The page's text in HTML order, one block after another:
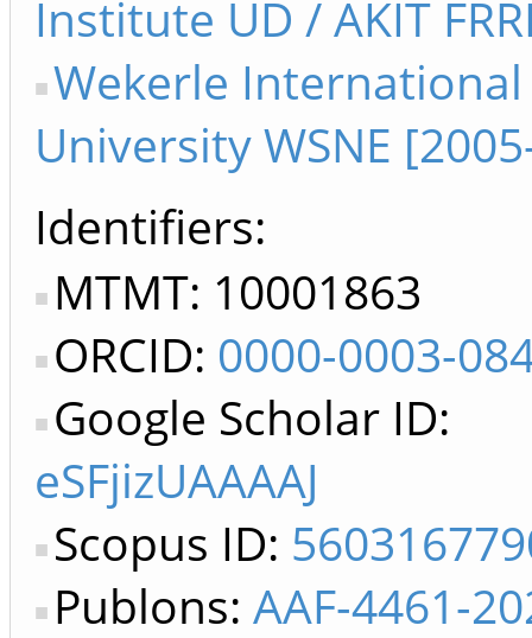
Institute UD / AKIT
Wekerle International
University WSNE
Identifiers
MTMT: 10001863
ORCID: 0000-0003-
Google Scholar ID:
eSFjizUAAAAJ
Scopus ID:
Publons: AAF-4461-